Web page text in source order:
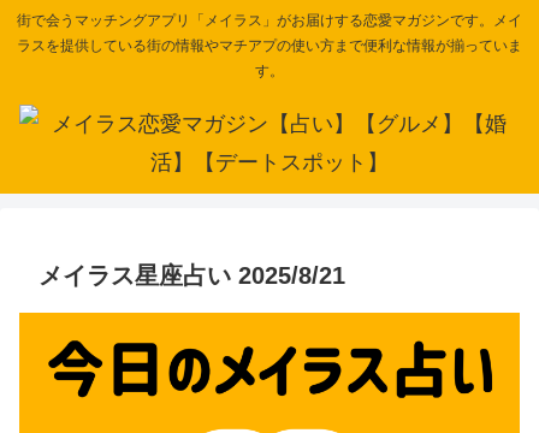
街で会うマッチングアプリ「メイラス」がお届けする恋愛マガジンです。メイ
ラスを提供している街の情報やマチアプの使い方まで便利な情報が揃っていま
す。
メイラス星座占い 2025/8/21